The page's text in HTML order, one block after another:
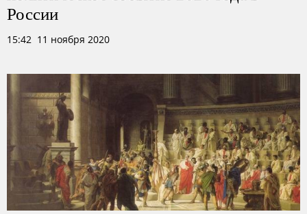
России
15:42 11 ноября 2020